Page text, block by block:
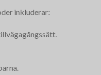
inkluderar: